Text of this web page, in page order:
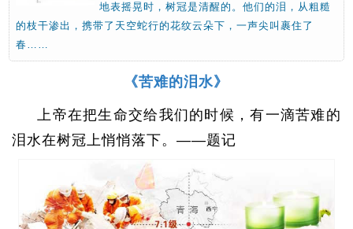
地表摇晃时，树冠是清醒的。他们的泪，从粗糙
的枝干渗出，携带了天空蛇行的花纹云朵下，一声尖叫裹住了
春……
《苦难的泪水》
上帝在把生命交给我们的时候，有一滴苦难的
泪水在树冠上悄悄落下。——题记